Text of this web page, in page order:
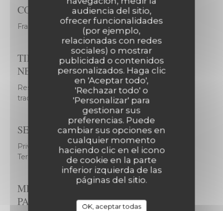
audiencia del sitio,
ofrecer funcionalidades
(por ejemplo,
relacionadas con redes
sociales) o mostrar
publicidad o contenidos
personalizados. Haga clic
en 'Aceptar todo',
'Rechazar todo' o
'Personalizar' para
gestionar sus
preferencias. Puede
cambiar sus opciones en
cualquier momento
haciendo clic en el icono
de cookie en la parte
inferior izquierda de las
páginas del sitio.
OK, aceptar todas
COCINA
Francesa Tradicional
TIPO DE
NEGOCIO
Restaurante francés
tradicional
SERVICIOS
Privatización posible, WiFi, Vista Excepcional, Patio
Terrasse, Aparcamiento Gratuito
MÉTODOS DE
PAGO
Les Chanteraines